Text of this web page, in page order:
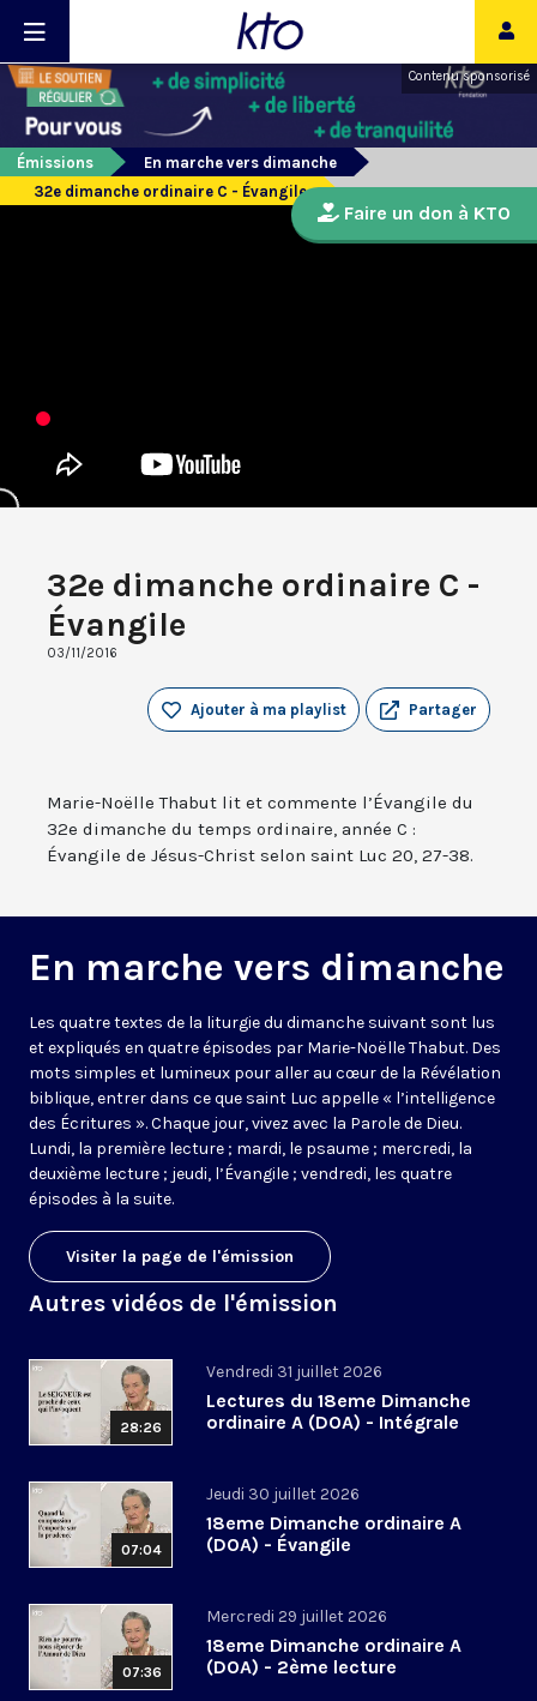
Contenu sponsorisé
Émissions
En marche vers dimanche
32e dimanche ordinaire C - Évangile
32e dimanche ordinaire C -
Évangile
03/11/2016
Partager
Ajouter à ma playlist
Marie-Noëlle Thabut lit et commente l’Évangile du
32e dimanche du temps ordinaire, année C :
Évangile de Jésus-Christ selon saint Luc 20, 27-38.
En marche vers dimanche
Les quatre textes de la liturgie du dimanche suivant sont lus
et expliqués en quatre épisodes par Marie-Noëlle Thabut. Des
mots simples et lumineux pour aller au cœur de la Révélation
biblique, entrer dans ce que saint Luc appelle « l’intelligence
des Écritures ». Chaque jour, vivez avec la Parole de Dieu.
Lundi, la première lecture ; mardi, le psaume ; mercredi, la
deuxième lecture ; jeudi, l’Évangile ; vendredi, les quatre
épisodes à la suite.
Visiter la page de l'émission
Autres vidéos de l'émission
28:26
Vendredi 31 juillet 2026
Lectures du 18eme Dimanche
ordinaire A (DOA) - Intégrale
07:04
Jeudi 30 juillet 2026
18eme Dimanche ordinaire A
(DOA) - Évangile
07:36
Mercredi 29 juillet 2026
18eme Dimanche ordinaire A
(DOA) - 2ème lecture
Faire un don à KTO